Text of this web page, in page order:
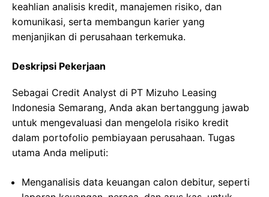
keahlian analisis kredit, manajemen risiko, dan
komunikasi, serta membangun karier yang
menjanjikan di perusahaan terkemuka.
Deskripsi Pekerjaan
Sebagai Credit Analyst di PT Mizuho Leasing
Indonesia Semarang, Anda akan bertanggung jawab
untuk mengevaluasi dan mengelola risiko kredit
dalam portofolio pembiayaan perusahaan. Tugas
utama Anda meliputi:
Menganalisis data keuangan calon debitur, seperti